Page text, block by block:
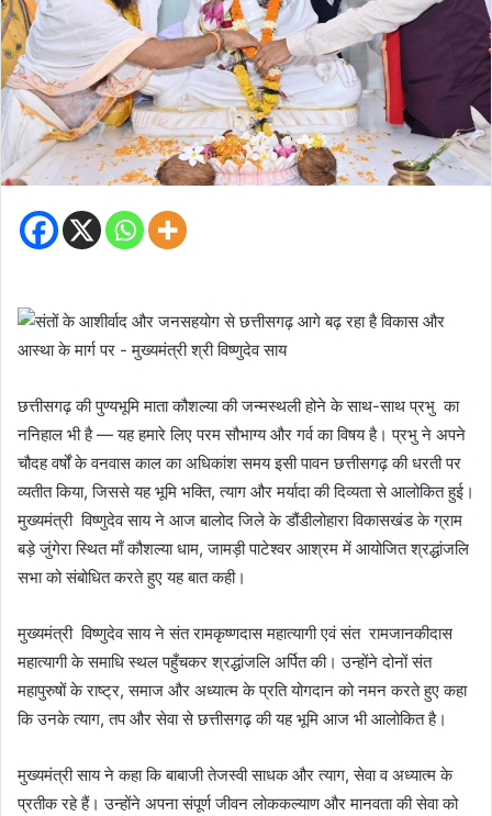
छत्तीसगढ़ की पुण्यभूमि माता कौशल्या की जन्मस्थली होने के साथ-साथ प्रभु का
ननिहाल भी है — यह हमारे लिए परम सौभाग्य और गर्व का विषय है। प्रभु ने अपने
चौदह वर्षों के वनवास काल का अधिकांश समय इसी पावन छत्तीसगढ़ की धरती पर
व्यतीत किया, जिससे यह भूमि भक्ति, त्याग और मर्यादा की दिव्यता से आलोकित हुई।
मुख्यमंत्री विष्णुदेव साय ने आज बालोद जिले के डौंडीलोहारा विकासखंड के ग्राम
बड़े जुंगेरा स्थित माँ कौशल्या धाम, जामड़ी पाटेश्वर आश्रम में आयोजित श्रद्धांजलि
सभा को संबोधित करते हुए यह बात कही।
मुख्यमंत्री विष्णुदेव साय ने संत रामकृष्णदास महात्यागी एवं संत रामजानकीदास
महात्यागी के समाधि स्थल पहुँचकर श्रद्धांजलि अर्पित की। उन्होंने दोनों संत
महापुरुषों के राष्ट्र, समाज और अध्यात्म के प्रति योगदान को नमन करते हुए कहा
कि उनके त्याग, तप और सेवा से छत्तीसगढ़ की यह भूमि आज भी आलोकित है।
मुख्यमंत्री साय ने कहा कि बाबाजी तेजस्वी साधक और त्याग, सेवा व अध्यात्म के
प्रतीक रहे हैं। उन्होंने अपना संपूर्ण जीवन लोककल्याण और मानवता की सेवा को